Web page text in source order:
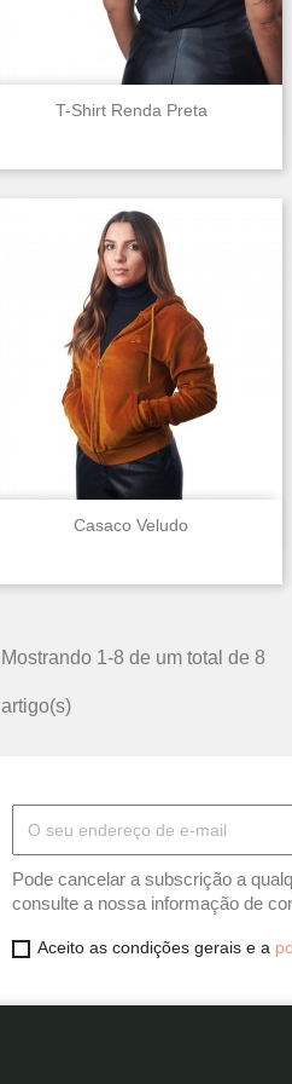
T-Shirt Renda Preta
Vista rápida
Casaco Veludo
Vista rápida
Mostrando 1-8 de um total de 8
artigo(s)
Pode cancelar a subscrição a
consulte a nossa informação de
Aceito as condições gerais e a